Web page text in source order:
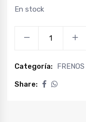
En stock
maxus
v90
Categoría: FRENOS
Share: